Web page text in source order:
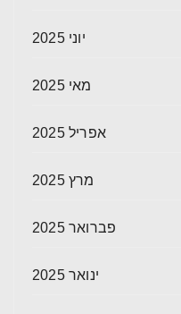
יוני 2025
מאי 2025
אפריל 2025
מרץ 2025
פברואר 2025
ינואר 2025